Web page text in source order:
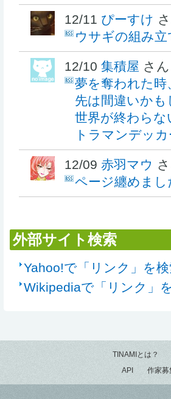
12/11 ぴーすけ
ウサギの組み
12/10 集積屋 さん
夢を奪われた
先は間違いか
世界が終わら
トラマンデッ
12/09 赤羽マウ
ページ纏めまし
外部サイト検索
Yahoo!で「リンク」を検
Wikipediaで「リンク」
TINAMIとは？
API
作家募